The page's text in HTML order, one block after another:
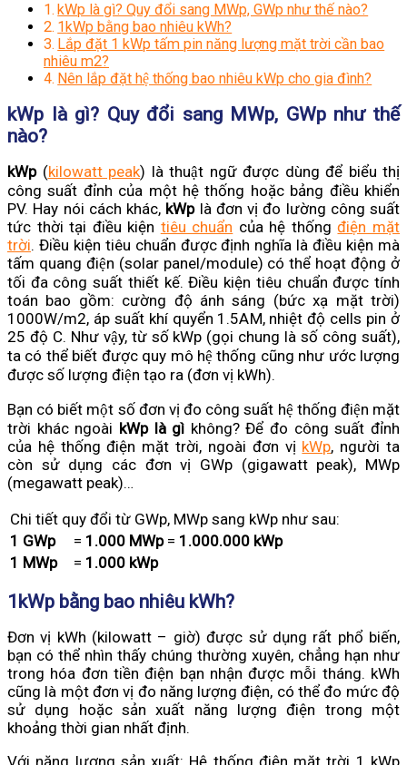
kWp là gì? Quy đổi sang MWp, GWp như thế nào?
1kWp bằng bao nhiêu kWh?
Lắp đặt 1 kWp tấm pin năng lượng mặt trời cần bao
nhiêu m2?
Nên lắp đặt hệ thống bao nhiêu kWp cho gia đình?
kWp là gì? Quy đổi sang MWp, GWp như thế
nào?
kWp(kilowatt peak) là thuật ngữ được dùng để biểu thị
công suất đỉnh của một hệ thống hoặc bảng điều khiển
PV. Hay nói cách khác, kWplà đơn vị đo lường công suất
tức thời tại điều kiện tiêu chuẩn của hệ thốngđiện mặt
trời. Điều kiện tiêu chuẩn được định nghĩa là điều kiện mà
tấm quang điện (solar panel/module) có thể hoạt động ở
tối đa công suất thiết kế. Điều kiện tiêu chuẩn được tính
toán bao gồm: cường độ ánh sáng (bức xạ mặt trời)
1000W/m2, áp suất khí quyển 1.5AM, nhiệt độ cells pin ở
25 độ C. Như vậy, từ số kWp (gọi chung là số công suất),
ta có thể biết được quy mô hệ thống cũng như ước lượng
được số lượng điện tạo ra (đơn vị kWh).
Bạn có biết một số đơn vị đo công suất hệ thống điện mặt
trời khác ngoài kWp là gì không? Để đo công suất đỉnh
của hệ thống điện mặt trời, ngoài đơn vị kWp, người ta
còn sử dụng các đơn vị GWp (gigawatt peak), MWp
(megawatt peak)…
Chi tiết quy đổi từ GWp, MWp sang kWp như sau:
1 GWp
= 1.000 MWp= 1.000.000 kWp
1 MWp
= 1.000 kWp
1kWp bằng bao nhiêu kWh?
Đơn vị kWh (kilowatt – giờ) được sử dụng rất phổ biến,
bạn có thể nhìn thấy chúng thường xuyên, chẳng hạn như
trong hóa đơn tiền điện bạn nhận được mỗi tháng. kWh
cũng là một đơn vị đo năng lượng điện, có thể đo mức độ
sử dụng hoặc sản xuất năng lượng điện trong một
khoảng thời gian nhất định.
Với năng lượng sản xuất: Hệ thống điện mặt trời 1 kWp